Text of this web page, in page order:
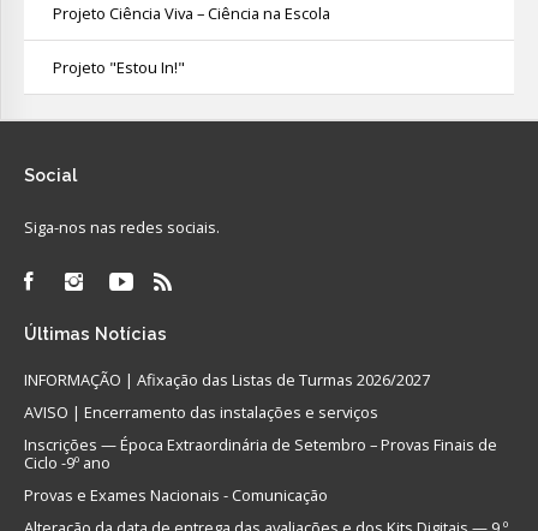
Projeto Ciência Viva – Ciência na Escola
Projeto "Estou In!"
Social
Siga-nos nas redes sociais.
Últimas Notícias
INFORMAÇÃO | Afixação das Listas de Turmas 2026/2027
AVISO | Encerramento das instalações e serviços
Inscrições — Época Extraordinária de Setembro – Provas Finais de
Ciclo -9º ano
Provas e Exames Nacionais - Comunicação